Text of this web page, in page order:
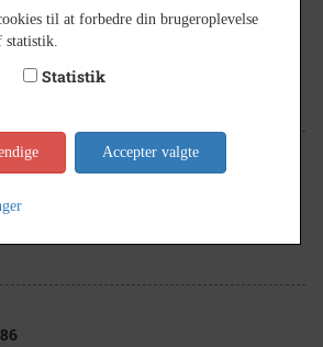
Politi ved politistationen på C.M. Larsens
til at forbedre din brugeroplevelse
statistik.
Statistik
Accepter valgte